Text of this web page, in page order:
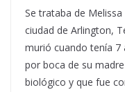
Se trataba de
ciudad de Arlington,
murió cuando tenía 7
por boca de su
biológico y que fue